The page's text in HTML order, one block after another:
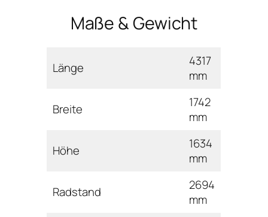
Maße & Gewicht
Länge
4317
mm
Breite
1742
mm
Höhe
1634
mm
Radstand
2694
mm